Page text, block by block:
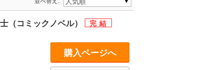
（コミックノベル）
購入ページへ